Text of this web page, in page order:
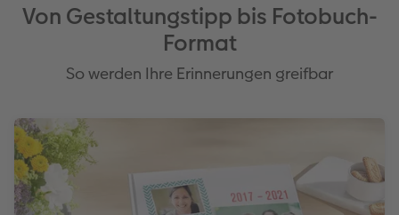
Von Gestaltungstipp bis Fotobuch-
Format
So werden Ihre Erinnerungen greifbar